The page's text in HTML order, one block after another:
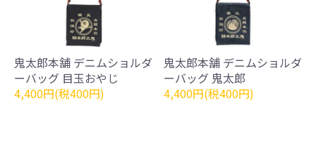
鬼太郎本舗 デニムショルダ
ーバッグ 目玉おやじ
4,400円(税400円)
鬼太郎本舗 デニムショルダ
ーバッグ 鬼太郎
4,400円(税400円)